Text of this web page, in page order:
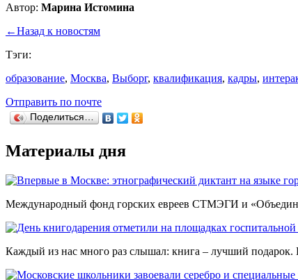
Автор: Марина Истомина
←Назад к новостям
Тэги:
образование, Москва, Выборг, квалификация, кадры,
Отправить по почте
Поделиться…
Материалы дня
Международный фонд горских евреев СТМЭГИ и
Каждый из нас много раз слышал: книга – лучший подарок.